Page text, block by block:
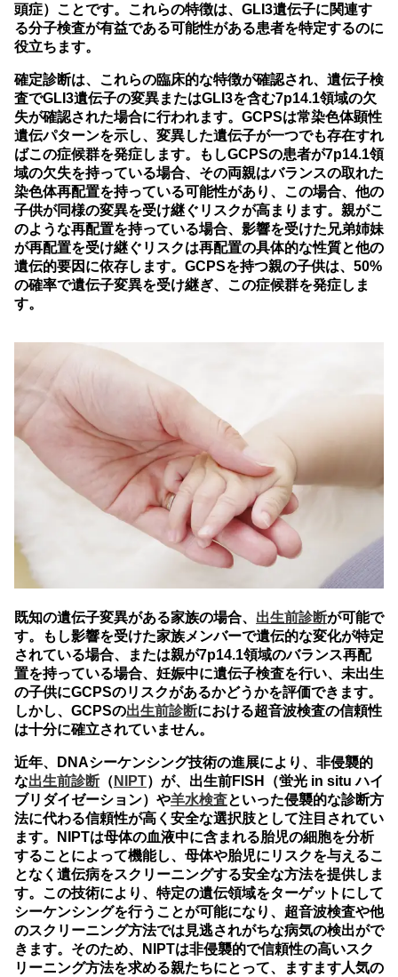
頭症）ことです。これらの特徴は、GLI3遺伝子に関連す
る分子検査が有益である可能性がある患者を特定するのに
役立ちます。
確定診断は、これらの臨床的な特徴が確認され、遺伝子検
査でGLI3遺伝子の変異またはGLI3を含む7p14.1領域の欠
失が確認された場合に行われます。GCPSは常染色体顕性
遺伝パターンを示し、変異した遺伝子が一つでも存在すれ
ばこの症候群を発症します。もしGCPSの患者が7p14.1領
域の欠失を持っている場合、その両親はバランスの取れた
染色体再配置を持っている可能性があり、この場合、他の
子供が同様の変異を受け継ぐリスクが高まります。親がこ
のような再配置を持っている場合、影響を受けた兄弟姉妹
が再配置を受け継ぐリスクは再配置の具体的な性質と他の
遺伝的要因に依存します。GCPSを持つ親の子供は、50%
の確率で遺伝子変異を受け継ぎ、この症候群を発症しま
す。
既知の遺伝子変異がある家族の場合、 出生前診断が可能で
す。もし影響を受けた家族メンバーで遺伝的な変化が特定
されている場合、または親が7p14.1領域のバランス再配
置を持っている場合、妊娠中に遺伝子検査を行い、未出生
の子供にGCPSのリスクがあるかどうかを評価できます。
しかし、GCPSの出生前診断における超音波検査の信頼性
は十分に確立されていません。
近年、DNAシーケンシング技術の進展により、非侵襲的
な出生前診断 （ NIPT）が、出生前FISH（蛍光 in situ ハイ
ブリダイゼーション）や羊水検査といった侵襲的な診断方
法に代わる信頼性が高く安全な選択肢として注目されてい
ます。NIPTは母体の血液中に含まれる胎児の細胞を分析
することによって機能し、母体や胎児にリスクを与えるこ
となく遺伝病をスクリーニングする安全な方法を提供しま
す。この技術により、特定の遺伝領域をターゲットにして
シーケンシングを行うことが可能になり、超音波検査や他
のスクリーニング方法では見逃されがちな病気の検出がで
きます。そのため、NIPTは非侵襲的で信頼性の高いスク
リーニング方法を求める親たちにとって、ますます人気の